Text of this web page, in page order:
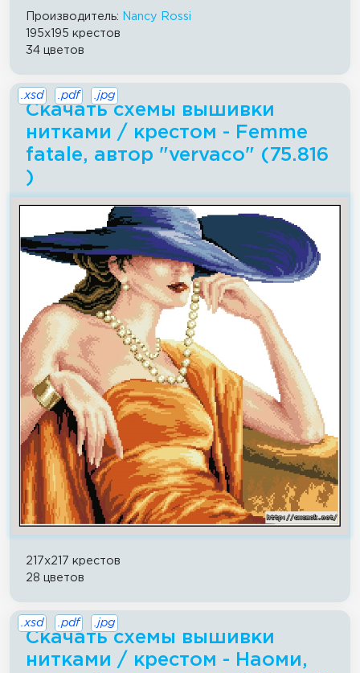
Производитель:
Nancy Rossi
195x195 крестов
34 цветов
Скачать схемы вышивки
нитками / крестом - Femme
fatale, автор "vervaco" (75.816
)
.xsd .pdf .jpg
217x217 крестов
28 цветов
Скачать схемы вышивки
нитками / крестом - Наоми,
.xsd .pdf .jpg